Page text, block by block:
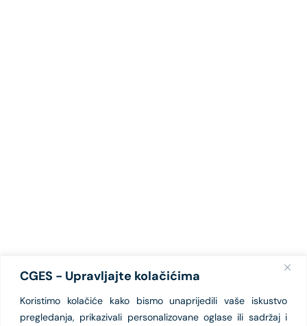
CGES - Upravljajte kolačićima
Koristimo kolačiće kako bismo unaprijedili vaše iskustvo
pregledanja, prikazivali personalizovane oglase ili sadržaj i